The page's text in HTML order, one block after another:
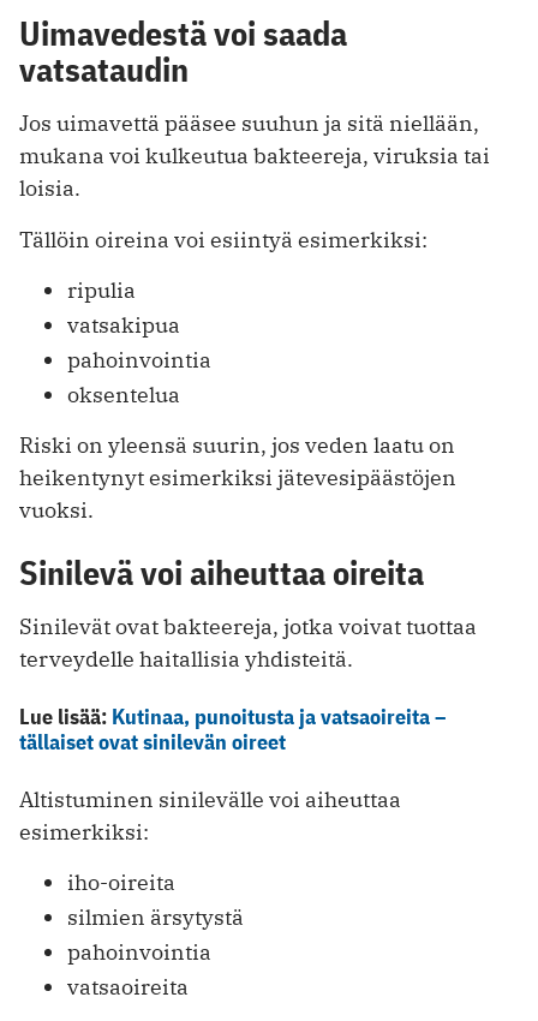
Uimavedestä voi saada
vatsataudin
Jos uimavettä pääsee suuhun ja sitä niellään,
mukana voi kulkeutua bakteereja, viruksia tai
loisia.
Tällöin oireina voi esiintyä esimerkiksi:
ripulia
vatsakipua
pahoinvointia
oksentelua
Riski on yleensä suurin, jos veden laatu on
heikentynyt esimerkiksi jätevesipäästöjen
vuoksi.
Sinilevä voi aiheuttaa oireita
Sinilevät ovat bakteereja, jotka voivat tuottaa
terveydelle haitallisia yhdisteitä.
Lue lisää: Kutinaa, punoitusta ja vatsaoireita –
tällaiset ovat sinilevän oireet
Altistuminen sinilevälle voi aiheuttaa
esimerkiksi:
iho-oireita
silmien ärsytystä
pahoinvointia
vatsaoireita